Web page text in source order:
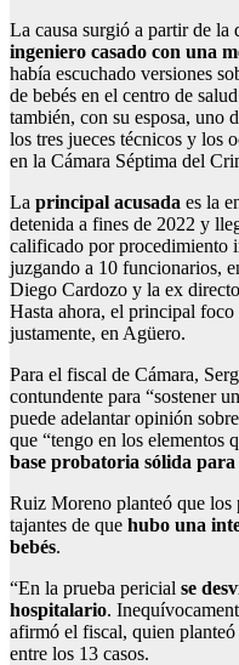
La causa surgió a partir de la
ingeniero casado con una
había escuchado versiones
de bebés en el centro de
también, con su esposa, uno
los tres jueces técnicos y los
en la Cámara Séptima del
La principal acusada es la
detenida a fines de 2022 y
calificado por procedimiento
juzgando a 10 funcionarios,
Diego Cardozo y la ex
Hasta ahora, el principal foco
justamente, en Agüero.
Para el fiscal de Cámara,
contundente para “sostener
puede adelantar opinión
que “tengo en los elementos
base probatoria sólida
Ruiz Moreno planteó que los
tajantes de que hubo una
bebés.
“En la prueba pericial se
hospitalario.
afirmó el fiscal, quien planteó
entre los 13 casos.